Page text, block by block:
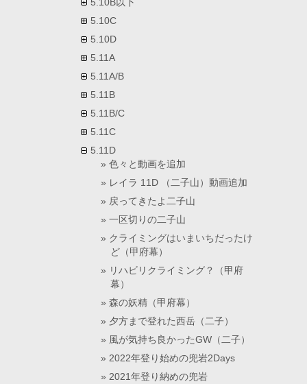
5.10C
5.10D
5.11A
5.11A/B
5.11B
5.11B/C
5.11C
5.11D
色々と動画を追加
レイラ 11D （二子山）動画追加
戻ってきたよ二子山
一区切りの二子山
クライミングはいまいちだったけ
ど（甲府幕）
リハビリクライミング？（甲府
幕）
森の妖精（甲府幕）
夕方まで登れた西岳（二子）
風が気持ち良かったGW（二子）
2022年登り始めの兜岩2Days
2021年登り納めの兜岩